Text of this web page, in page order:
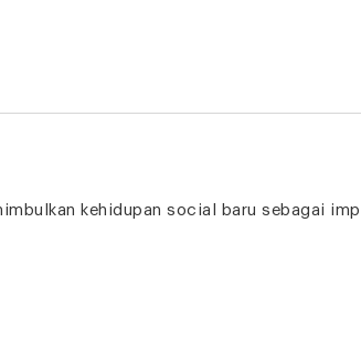
kehidupan social baru sebagai